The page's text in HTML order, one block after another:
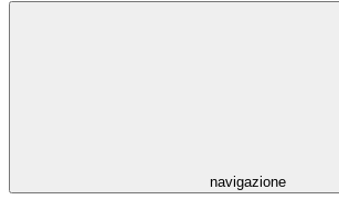
navigazione